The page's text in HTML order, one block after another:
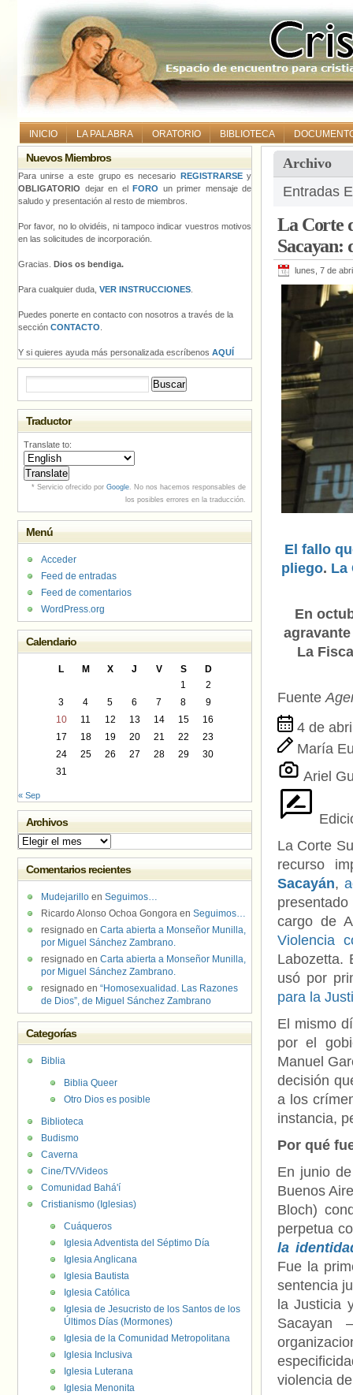
INICIO LA PALABRA ORATORIO BIBLIOTECA
Archivo
Entradas
La Corte
Sacayan:
lunes, 7 de
El fallo
pliego. La
En
La
Fuente
4 de
María
Ariel
La Corte
recurso
Sacayán,
cargo de
Violencia
Labozetta.
usó por
para la
El mismo
por el
Manuel
decisión
a los
instancia,
Por qué
En junio
Buenos
Bloch)
perpetua
la
Fue la
sentencia
la Justicia
Sacayan
violencia
Nuevos Miembros
Para unirse a este grupo es necesario REGISTRARSEy
OBLIGATORIO dejar en el FORO un primer mensaje de
saludo y presentación al resto de miembros.
Por favor, no lo olvidéis, ni tampoco indicar vuestros motivos
en las solicitudes de incorporación.
Gracias. Dios os bendiga.
Para cualquier duda, VER INSTRUCCIONES
Puedes ponerte en contacto con nosotros a través de la
sección CONTACTO
Y si quieres ayuda más personalizada escríbenos AQUÍ
Traductor
Translate to:
* Servicio ofrecido por Google. No nos hacemos responsables de
los posibles errores en la traducción.
Menú
Acceder
Feed de entradas
Feed de comentarios
WordPress.org
Calendario
L M X J V S
D
1
2
3
4 5 6 7 8
9
10
11 12 13 14 15
16
17
18 19 20 21 22
23
24
25 26 27 28 29
30
31
« Sep
Archivos
Archivos
Comentarios recientes
Mudejarillo en Seguimos…
Ricardo Alonso Ochoa Gongora en Seguimos…
resignado en Carta abierta a Monseñor Munilla,
por Miguel Sánchez Zambrano.
resignado en Carta abierta a Monseñor Munilla,
por Miguel Sánchez Zambrano.
resignado en “Homosexualidad. Las Razones
de Dios”, de Miguel Sánchez Zambrano
Categorías
Biblia
Biblia Queer
Otro Dios es posible
Biblioteca
Budismo
Caverna
Cine/TV/Videos
Comunidad Bahá'í
Cristianismo (Iglesias)
Cuáqueros
Iglesia Adventista del Séptimo Día
Iglesia Anglicana
Iglesia Bautista
Iglesia Católica
Iglesia de Jesucristo de los Santos de los
Últimos Días (Mormones)
Iglesia de la Comunidad Metropolitana
Iglesia Inclusiva
Iglesia Luterana
Iglesia Menonita